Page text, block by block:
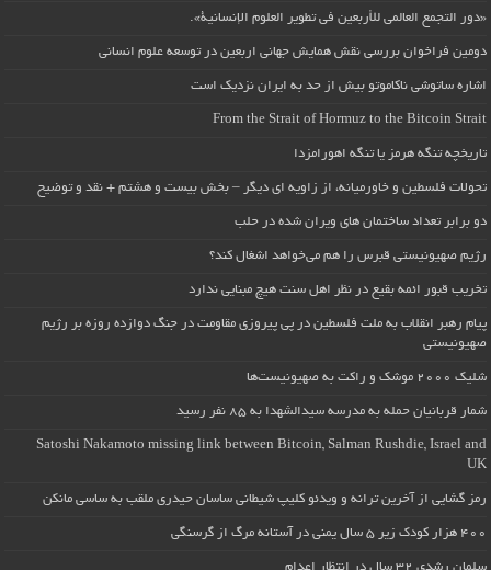
«دور التجمع العالمي للأربعين في تطوير العلوم الإنسانية».
دومین فراخوان بررسی نقش همایش جهانی اربعین در توسعه علوم انسانی
اشاره ساتوشی ناکاموتو بیش از حد به ایران نزدیک است
From the Strait of Hormuz to the Bitcoin Strait
تاریخچه تنگه هرمز یا تنگه اهورامزدا
تحولات فلسطین و خاورمیانه، از زاویه ای دیگر – بخش بیست و هشتم + نقد و توضیح
دو برابر تعداد ساختمان های ویران شده در حلب
رژیم صهیونیستی قبرس را هم می‌خواهد اشغال کند؟
تخریب قبور ائمه بقیع در نظر اهل سنت هیچ مبنایی ندارد
پیام رهبر انقلاب به ملت فلسطین در پی پیروزی مقاومت در جنگ دوازده روزه بر رژیم
صهیونیستی
شلیک ۲۰۰۰ موشک و راکت به صهیونیست‌ها
شمار قربانیان حمله به مدرسه سیدالشهدا به ۸۵ نفر رسید
Satoshi Nakamoto missing link between Bitcoin, Salman Rushdie, Israel and
UK
رمز گشایی از آخرین ترانه و ویدئو کلیپ شیطانی ساسان حیدری ملقب به ساسی مانکن
۴۰۰ هزار کودک زیر ۵ سال یمنی در آستانه مرگ از گرسنگی